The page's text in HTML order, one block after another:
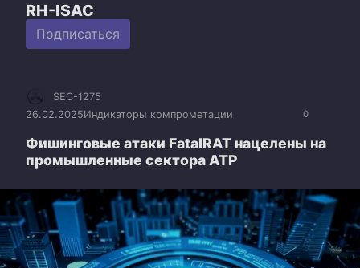
RH-ISAC
Подписаться
0
SEC-1275
26.02.2025Индикаторы компрометации
Фишинговые атаки FatalRAT нацелены на
промышленные сектора АТР